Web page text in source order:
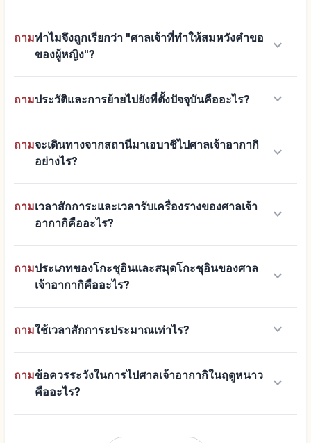
ถามทำไมจึงถูกเรียกว่า "ศาลเจ้าที่ทำให้สมหวังคำขอ
ของผู้หญิง"?
keyboard_arrow_down
ถามประวัติและการย้ายไปยังที่ตั้งปัจจุบันคืออะไร? keyboard_arrow_down
ถามจะเดินทางจากสถานีมาเอบาชิไปศาลเจ้าอากากิ
อย่างไร?
keyboard_arrow_down
ถามเวลาสักการะและเวลารับเครื่องรางของศาลเจ้า
อากากิคืออะไร?
keyboard_arrow_down
ถามประเภทของโกะชุอินและสมุดโกะชุอินของศาล
เจ้าอากากิคืออะไร?
keyboard_arrow_down
ถามใช้เวลาสักการะประมาณเท่าไร? keyboard_arrow_down
ถามข้อควรระวังในการไปศาลเจ้าอากากิในฤดูหนาว
คืออะไร?
keyboard_arrow_down